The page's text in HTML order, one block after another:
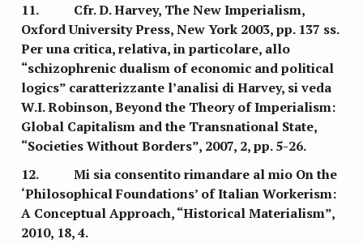
11. Cfr. D. Harvey, The New Imperialism,
Oxford University Press, New York 2003, pp. 137 ss.
Per una critica, relativa, in particolare, allo
“schizophrenic dualism of economic and political
logics” caratterizzante l’analisi di Harvey, si veda
W.I. Robinson, Beyond the Theory of Imperialism:
Global Capitalism and the Transnational State,
“Societies Without Borders”, 2007, 2, pp. 5-26.
12. Mi sia consentito rimandare al mio On the
‘Philosophical Foundations’ of Italian Workerism:
A Conceptual Approach, “Historical Materialism”,
2010, 18, 4.